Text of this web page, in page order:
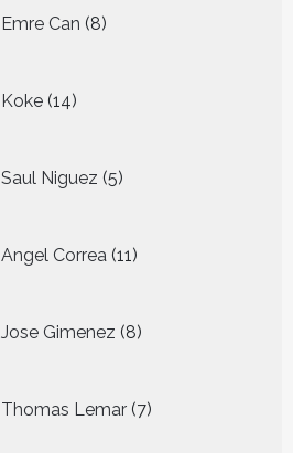
Emre Can 8
producten
Koke 14
producten
Saul Niguez 5
producten
Angel Correa 11
producten
Jose Gimenez 8
producten
Thomas Lemar 7
producten